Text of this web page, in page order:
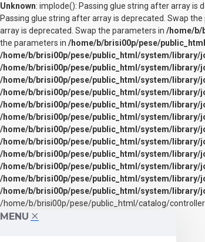
Unknown: implode(): Passing glue string after array is
Passing glue string after array is deprecated. Swap
array is deprecated. Swap the parameters in /home/b/
the parameters in /home/b/brisi00p/pese/
/home/b/brisi00p/pese/public_html/system/library/
/home/b/brisi00p/pese/public_html/system/library/
/home/b/brisi00p/pese/public_html/system/library/
/home/b/brisi00p/pese/public_html/system/library/
/home/b/brisi00p/pese/public_html/system/library/
/home/b/brisi00p/pese/public_html/system/library/
/home/b/brisi00p/pese/public_html/system/library/
/home/b/brisi00p/pese/public_html/system/library/
/home/b/brisi00p/pese/public_html/system/library/
/home/b/brisi00p/pese/public_html/system/library/
/home/b/brisi00p/pese/public_html/system/library/
/home/b/brisi00p/pese/public_html/system/library/
/home/b/brisi00p/pese/public_html/catalog/
MENU